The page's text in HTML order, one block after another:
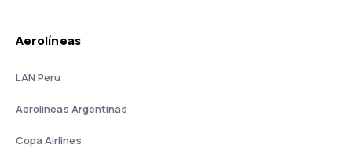
Aerolíneas
LAN Peru
Aerolineas Argentinas
Copa Airlines